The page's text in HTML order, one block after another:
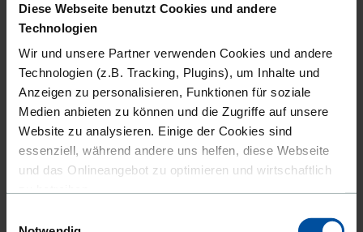
Diese Webseite benutzt Cookies und andere
Technologien
Wir und unsere Partner verwenden Cookies und andere
Technologien (z.B. Tracking, Plugins), um Inhalte und
Anzeigen zu personalisieren, Funktionen für soziale
Medien anbieten zu können und die Zugriffe auf unsere
Website zu analysieren. Einige der Cookies sind
essenziell, während andere uns helfen, diese Webseite
und das Onlineangebot zu optimieren und wirtschaftlich
Außerdem geben wir Informationen zu Ihrer Verwendung
Anschrift: Adolf-Oesterheld-Straße 31,
Tätigkeitsfelder:
Energieversorgung und Rohstoffe
Heizung, Klima und Lüftung
DIESE FIRMA ANSEHEN